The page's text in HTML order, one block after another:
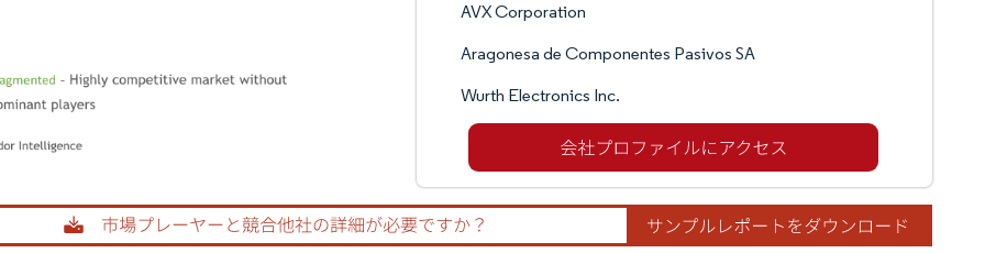
AVX Corporation
Aragonesa de Componentes Pasivos SA
Wurth Electronics Inc.